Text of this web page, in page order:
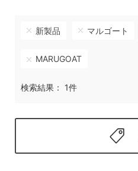
新製品 マルゴート
MARUGOAT
検索結果： 1件